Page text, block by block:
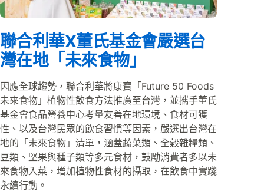
聯合利華X董氏基金會嚴選台
灣在地「未來食物」
因應全球趨勢，聯合利華將康寶「Future 50 Foods
未來食物」植物性飲食方法推廣至台灣，並攜手董氏
基金會食品營養中心考量友善在地環境、食材可獲
性、以及台灣民眾的飲食習慣等因素，嚴選出台灣在
地的「未來食物」清單，涵蓋蔬菜類、全穀雜糧類、
豆類、堅果與種子類等多元食材，鼓勵消費者多以未
來食物入菜，增加植物性食材的攝取，在飲食中實踐
永續行動。